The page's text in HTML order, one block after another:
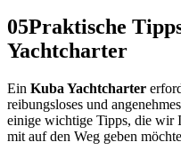
05Praktische
Yachtcharter
Ein Kuba Yachtcharter
reibungsloses und
einige wichtige Tipps, die wir
mit auf den Weg geben